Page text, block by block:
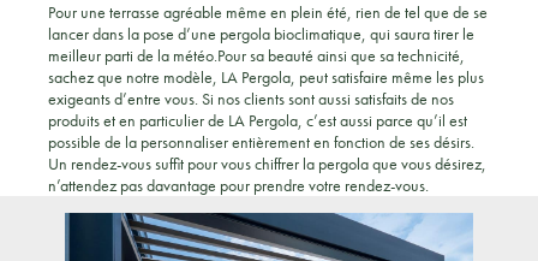
Pour une terrasse agréable même en plein été, rien de tel que de se
lancer dans la pose d’une pergola bioclimatique, qui saura tirer le
meilleur parti de la météo.Pour sa beauté ainsi que sa technicité,
sachez que notre modèle, LA Pergola, peut satisfaire même les plus
exigeants d’entre vous. Si nos clients sont aussi satisfaits de nos
produits et en particulier de LA Pergola, c’est aussi parce qu’il est
possible de la personnaliser entièrement en fonction de ses désirs.
Un rendez-vous suffit pour vous chiffrer la pergola que vous désirez,
n’attendez pas davantage pour prendre votre rendez-vous.